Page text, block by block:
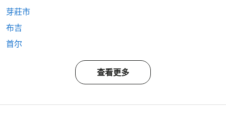
芽莊市
布吉
首尔
查看更多